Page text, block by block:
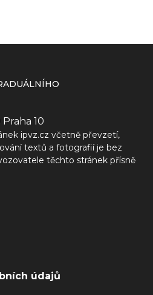
10
ipvz.cz včetně převzetí,
textů a fotografií je bez
těchto stránek přísně
údajů